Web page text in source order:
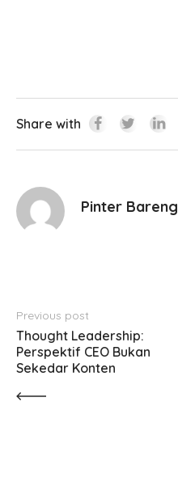
Share with
Pinter Bareng
Previous post
Thought Leadership:
Perspektif CEO Bukan
Sekedar Konten